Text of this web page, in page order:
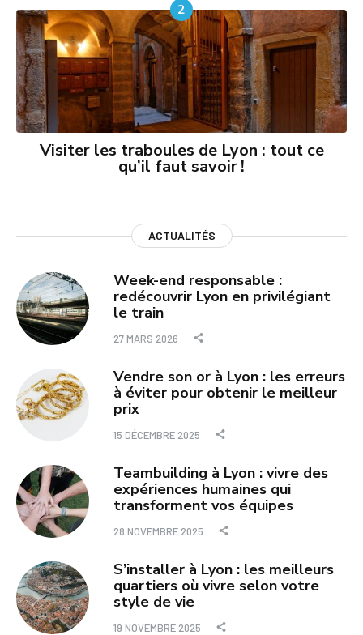
2
Visiter les traboules de Lyon : tout ce
qu’il faut savoir !
ACTUALITÉS
Week-end responsable :
redécouvrir Lyon en privilégiant
le train
27 MARS 2026
Vendre son or à Lyon : les erreurs
à éviter pour obtenir le meilleur
prix
15 DÉCEMBRE 2025
Teambuilding à Lyon : vivre des
expériences humaines qui
transforment vos équipes
28 NOVEMBRE 2025
S’installer à Lyon : les meilleurs
quartiers où vivre selon votre
style de vie
19 NOVEMBRE 2025